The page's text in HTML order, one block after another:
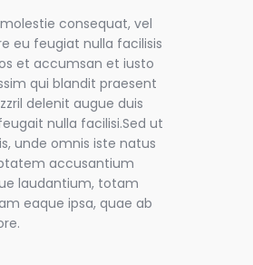
consequat, vel
eu feugiat nulla facilisis
et accumsan et iusto
qui blandit praesent
delenit augue duis
nulla facilisi.Sed ut
unde omnis iste natus
accusantium
laudantium, totam
eaque ipsa, quae ab